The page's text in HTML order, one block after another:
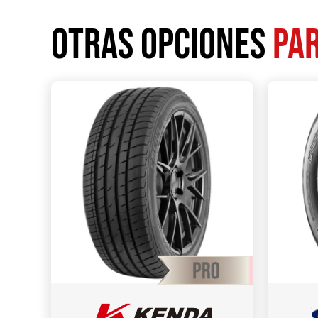
Otras opciones